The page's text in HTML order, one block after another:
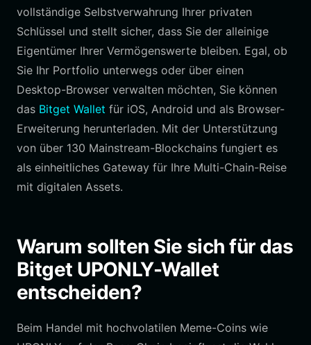
vollständige Selbstverwahrung Ihrer privaten
Schlüssel und stellt sicher, dass Sie der alleinige
Eigentümer Ihrer Vermögenswerte bleiben. Egal, ob
Sie Ihr Portfolio unterwegs oder über einen
Desktop-Browser verwalten möchten, Sie können
das Bitget Wallet für iOS, Android und als Browser-
Erweiterung herunterladen. Mit der Unterstützung
von über 130 Mainstream-Blockchains fungiert es
als einheitliches Gateway für Ihre Multi-Chain-Reise
mit digitalen Assets.
Warum sollten Sie sich für das
Bitget UPONLY-Wallet
entscheiden?
Beim Handel mit hochvolatilen Meme-Coins wie